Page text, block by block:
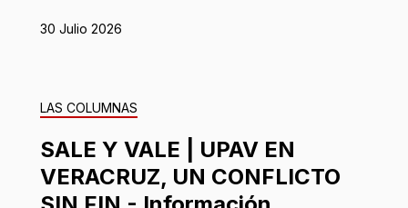
30 Julio 2026
LAS COLUMNAS
SALE Y VALE | UPAV EN
VERACRUZ, UN CONFLICTO